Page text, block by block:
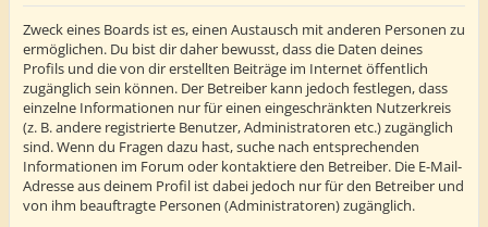
Zweck eines Boards ist es, einen Austausch mit anderen Personen zu
ermöglichen. Du bist dir daher bewusst, dass die Daten deines
Profils und die von dir erstellten Beiträge im Internet öffentlich
zugänglich sein können. Der Betreiber kann jedoch festlegen, dass
einzelne Informationen nur für einen eingeschränkten Nutzerkreis
(z. B. andere registrierte Benutzer, Administratoren etc.) zugänglich
sind. Wenn du Fragen dazu hast, suche nach entsprechenden
Informationen im Forum oder kontaktiere den Betreiber. Die E-Mail-
Adresse aus deinem Profil ist dabei jedoch nur für den Betreiber und
von ihm beauftragte Personen (Administratoren) zugänglich.